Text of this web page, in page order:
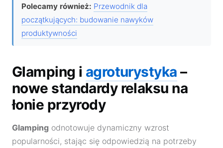
Polecamy również: Przewodnik dla
początkujących: budowanie nawyków
produktywności
Glamping i agroturystyka –
nowe standardy relaksu na
łonie przyrody
Glamping odnotowuje dynamiczny wzrost
popularności, stając się odpowiedzią na potrzeby